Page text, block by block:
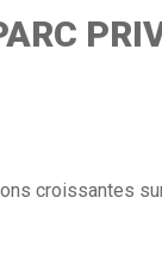
croissantes